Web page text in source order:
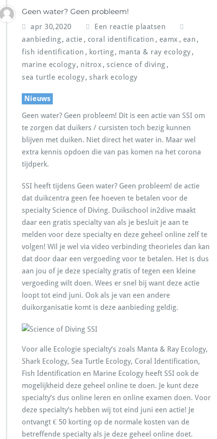
Geen water? Geen probleem!
apr 30,2020
Een reactie plaatsen
aanbieding, actie , coral identification , eamx , ean ,
fish identification , korting, manta & ray ecology ,
marine ecology, nitrox , science of diving ,
sea turtle ecology, shark ecology
Nieuws
Geen water? Geen probleem! Dit is een actie van SSI om
te zorgen dat duikers / cursisten toch bezig kunnen
blijven met duiken. Niet direct het water in. Maar wel
extra kennis opdoen die van pas komen na het corona
tijdperk.
SSI heeft tijdens Geen water? Geen probleem! de actie
dat duikcentra geen fee hoeven te betalen voor de
specialty Science of Diving. Duikschool in2dive maakt
daar een gratis specialty van als je besluit je aan te
melden voor deze specialty en deze geheel online zelf te
volgen! Wil je wel via video verbinding theorieles dan kan
dat door daar een vergoeding voor te betalen. Het is dus
aan jou of je deze specialty gratis of tegen een kleine
vergoeding wilt doen. Wees er snel bij want deze actie
loopt tot eind juni. Ook als je van een andere
duikorganisatie komt is deze aanbieding geldig.
Voor alle Ecologie specialty’s zoals Manta & Ray Ecology,
Shark Ecology, Sea Turtle Ecology, Coral Identification,
Fish Identification en Marine Ecology heeft SSI ook de
mogelijkheid deze geheel online te doen. Je kunt deze
specialty’s dus online leren en online examen doen. Voor
deze specialty’s hebben wij tot eind juni een actie! Je
ontvangt € 50 korting op de normale kosten van de
betreffende specialty als je deze geheel online doet.